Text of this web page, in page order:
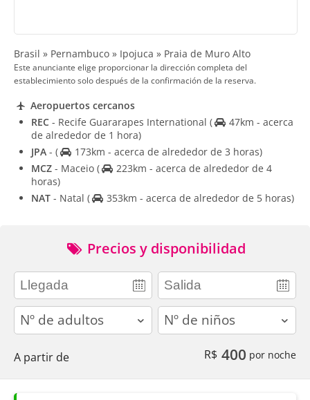
Brasil » Pernambuco » Ipojuca » Praia de Muro Alto
Este anunciante elige proporcionar la dirección completa del
establecimiento solo después de la confirmación de la reserva.
Aeropuertos cercanos
REC - Recife Guararapes International (
47km - acerca
de alrededor de 1 hora)
JPA - (
173km - acerca de alrededor de 3 horas)
MCZ - Maceio (
223km - acerca de alrededor de 4
horas)
NAT - Natal ( 353km - acerca de alrededor de 5 horas)
Precios y disponibilidad
adults children
A partir de R$ 400 por noche